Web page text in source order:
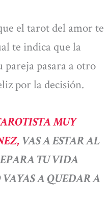
el tarot del amor te
te indica que la
pareja pasara a otro
por la decisión.
MUY
VAS A ESTAR AL
TU VIDA
A QUEDAR A